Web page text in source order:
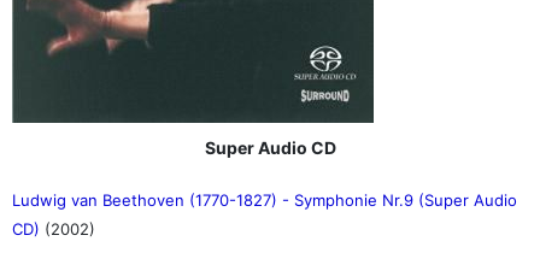
Super Audio CD
Ludwig van Beethoven (1770-1827) - Symphonie Nr.9 (Super Audio
CD) (2002)